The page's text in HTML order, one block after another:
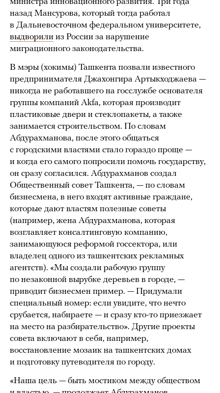
назад Мансурова, который тогда работал
в Дальневосточном федеральном университете,
выдворили из России за нарушение
миграционного законодательства.
В мэры (хокимы) Ташкента позвали известного
предпринимателя Джахонгира Артыкходжаева —
никогда не работавшего на госслужбе основателя
группы компаний Akfa, которая производит
пластиковые двери и стеклопакеты, а также
занимается строительством. По словам
Абдурахманова, после этого общаться
с городскими властями стало гораздо проще —
и когда его самого попросили помочь государству,
он сразу согласился. Абдурахманов создал
Общественный совет Ташкента, — по словам
бизнесмена, в него входят активные граждане,
которые дают властям полезные советы
(например, жена Абдурахманова, которая
возглавляет консалтинговую компанию,
занимающуюся реформой госсектора, или
владелец одного из ташкентских рекламных
агентств). «Мы создали рабочую группу
по незаконной вырубке деревьев в городе, —
приводит бизнесмен пример. — Придумали
специальный номер: если увидите, что нечто
срубается, набираете — и сразу кто-то приезжает
на место на разбирательство». Другие проекты
совета включают в себя, например,
восстановление мозаик на ташкентских домах
и подготовку путеводителя по городу.
«Наша цель — быть мостиком между обществом